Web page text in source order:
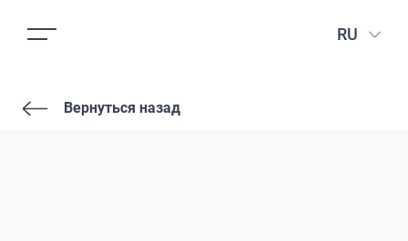
RU
Вернуться назад